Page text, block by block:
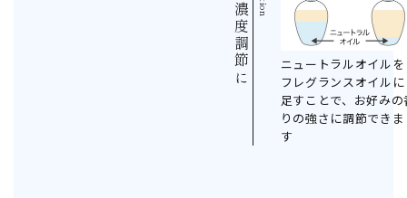
ニュートラルオイルを
フレグランスオイルに
足すことで、お好みの
りの強さに調節できま
す